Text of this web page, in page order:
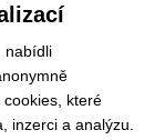
nabídli
které
inzerci a analýzu.